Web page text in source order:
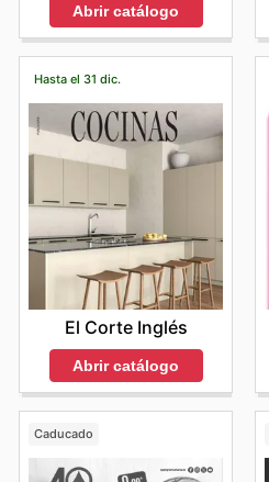
Abrir catálogo
Hasta el 31 dic.
El Corte Inglés
Abrir catálogo
Caducado